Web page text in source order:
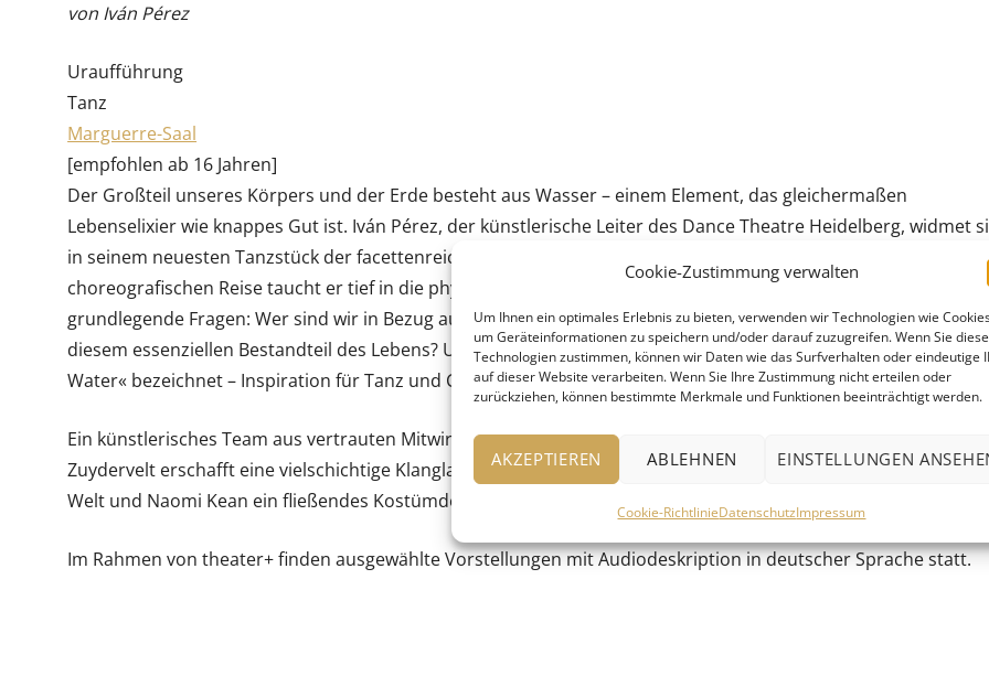
Cookie-Zustimmung verwalten
Um Ihnen ein optimales Erlebnis zu bieten, verwenden wir Technologien wie
um Geräteinformationen zu speichern und/oder darauf zuzugreifen. Wenn Sie
Technologien zustimmen, können wir Daten wie das Surfverhalten oder eindeutige
auf dieser Website verarbeiten. Wenn Sie Ihre Zustimmung nicht erteilen oder
zurückziehen, können bestimmte Merkmale und Funktionen beeinträchtigt werden.
AKZEPTIEREN ABLEHNEN EINSTELLUNGEN
Cookie-RichtlinieDatenschutzImpressum
von Iván Pérez
Uraufführung
Tanz
Marguerre-Saal
[empfohlen ab 16 Jahren]
Der Großteil unseres Körpers und der Erde besteht aus Wasser – einem Element, das gleichermaßen
Lebenselixier wie knappes Gut ist. Iván Pérez, der künstlerische Leiter des Dance Theatre Heidelberg, widmet
in seinem neuesten Tanzstück der facettenreichen Beziehung zwischen Mensch und Wasser. In einer
choreografischen Reise taucht er tief in die physische und emotionale Kraft dieses Elements ein und stellt
grundlegende Fragen: Wer sind wir in Bezug auf das Wasser? Welche Verbindungen prägen unser Sein mit
diesem essenziellen Bestandteil des Lebens? Und wie können Gewässer – im Englischen treffend als »Bodies of
Water« bezeichnet – Inspiration für Tanz und Choreografie sein?
Ein künstlerisches Team aus vertrauten Mitwirkenden bringt diese Vision zur Vollendung: Der Komponist Rutger
Zuydervelt erschafft eine vielschichtige Klanglandschaft, Bühnenbildnerin Yoko Seyama gestaltet eine visuelle
Welt und Naomi Kean ein fließendes Kostümdesign.
Im Rahmen von theater+ finden ausgewählte Vorstellungen mit Audiodeskription in deutscher Sprache statt.